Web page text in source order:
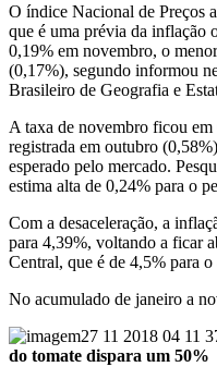
O índice Nacional de Preços
que é uma prévia da inflação
0,19% em novembro, o
(0,17%), segundo informou
Brasileiro de Geografia e
A taxa de novembro ficou
registrada em outubro
esperado pelo mercado.
estima alta de 0,24% para o
Com a desaceleração, a
para 4,39%, voltando a ficar
Central, que é de 4,5% para
No acumulado de janeiro a
do tomate dispara um 50%